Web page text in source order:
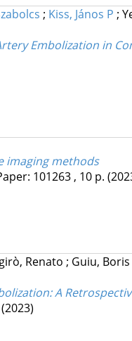
; Kiss, János P ;
Embolization in
imaging methods
101263 , 10 p.
Renato ; Guiu, Boris
: A
(2023)